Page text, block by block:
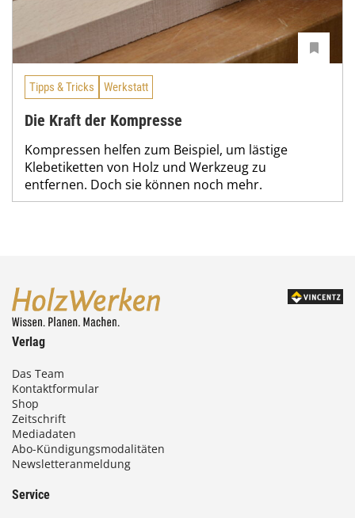
Tipps & Tricks Werkstatt
Die Kraft der Kompresse
Kompressen helfen zum Beispiel, um lästige
Klebetiketten von Holz und Werkzeug zu
entfernen. Doch sie können noch mehr.
Verlag
Das Team
Kontaktformular
Shop
Zeitschrift
Mediadaten
Abo-Kündigungsmodalitäten
Newsletteranmeldung
Service